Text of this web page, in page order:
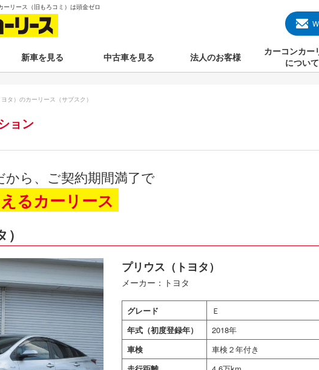
ーリース（旧もろコミ）は頭金ゼロ
新車を見る
月々50,001円以上のクルマを見る
新車一覧から選ぶ
即納車（最短14日で納車）
残価設定プラン
電気自動車（EV）
福祉車両
ミニカー
中古車を見る 法人のお客様
カーコンカー
について
タ）のカーリース（サブスク）
ョン
から、ご契約期間満了で
るカーリース
プリウス（トヨタ）
メーカー：トヨタ
グレード
Ｅ
年式（初度登録年）
2018年
車検
車検２年付き